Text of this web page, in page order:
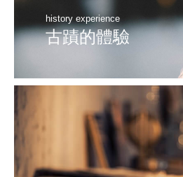
history experience
古蹟的體驗